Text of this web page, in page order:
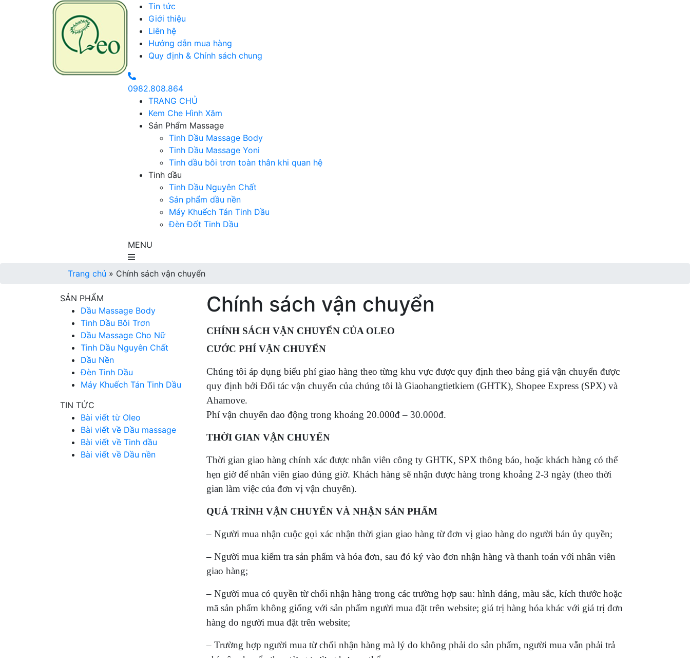
Tin tức
Giới thiệu
Liên hệ
Hướng dẫn mua hàng
Quy định & Chính sách chung
0982.808.864
TRANG CHỦ
Kem Che Hình Xăm
Sản Phẩm Massage
Tinh Dầu Massage Body
Tinh Dầu Massage Yoni
Tinh dầu bôi trơn toàn thân khi quan hệ
Tinh dầu
Tinh Dầu Nguyên Chất
Sản phẩm dầu nền
Máy Khuếch Tán Tinh Dầu
Đèn Đốt Tinh Dầu
MENU
Trang chủ » Chính sách vận chuyển
SẢN PHẨM
Dầu Massage Body
Tinh Dầu Bôi Trơn
Dầu Massage Cho Nữ
Tinh Dầu Nguyên Chất
Dầu Nền
Đèn Tinh Dầu
Máy Khuếch Tán Tinh Dầu
TIN TỨC
Bài viết từ Oleo
Bài viết về Dầu massage
Bài viết về Tinh dầu
Bài viết về Dầu nền
Chính sách vận chuyển
CHÍNH SÁCH VẬN CHUYỂN CỦA OLEO
CƯỚC PHÍ VẬN CHUYỂN
Chúng tôi áp dụng biểu phí giao hàng theo từng khu vực được quy định theo bảng giá vận chuyển được
quy định bởi Đối tác vận chuyển của chúng tôi là Giaohangtietkiem (GHTK), Shopee Express (SPX) và
Ahamove.
Phí vận chuyển dao động trong khoảng 20.000đ – 30.000đ.
THỜI GIAN VẬN CHUYỂN
Thời gian giao hàng chính xác được nhân viên công ty GHTK, SPX thông báo, hoặc khách hàng có thể
hẹn giờ để nhân viên giao đúng giờ. Khách hàng sẽ nhận được hàng trong khoảng 2-3 ngày (theo thời
gian làm việc của đơn vị vận chuyển).
QUÁ TRÌNH VẬN CHUYỂN VÀ NHẬN SẢN PHẨM
– Người mua nhận cuộc gọi xác nhận thời gian giao hàng từ đơn vị giao hàng do người bán ủy quyền;
– Người mua kiểm tra sản phẩm và hóa đơn, sau đó ký vào đơn nhận hàng và thanh toán với nhân viên
giao hàng;
– Người mua có quyền từ chối nhận hàng trong các trường hợp sau: hình dáng, màu sắc, kích thước hoặc
mã sản phẩm không giống với sản phẩm người mua đặt trên website; giá trị hàng hóa khác với giá trị đơn
hàng do người mua đặt trên website;
– Trường hợp người mua từ chối nhận hàng mà lý do không phải do sản phẩm, người mua vẫn phải trả